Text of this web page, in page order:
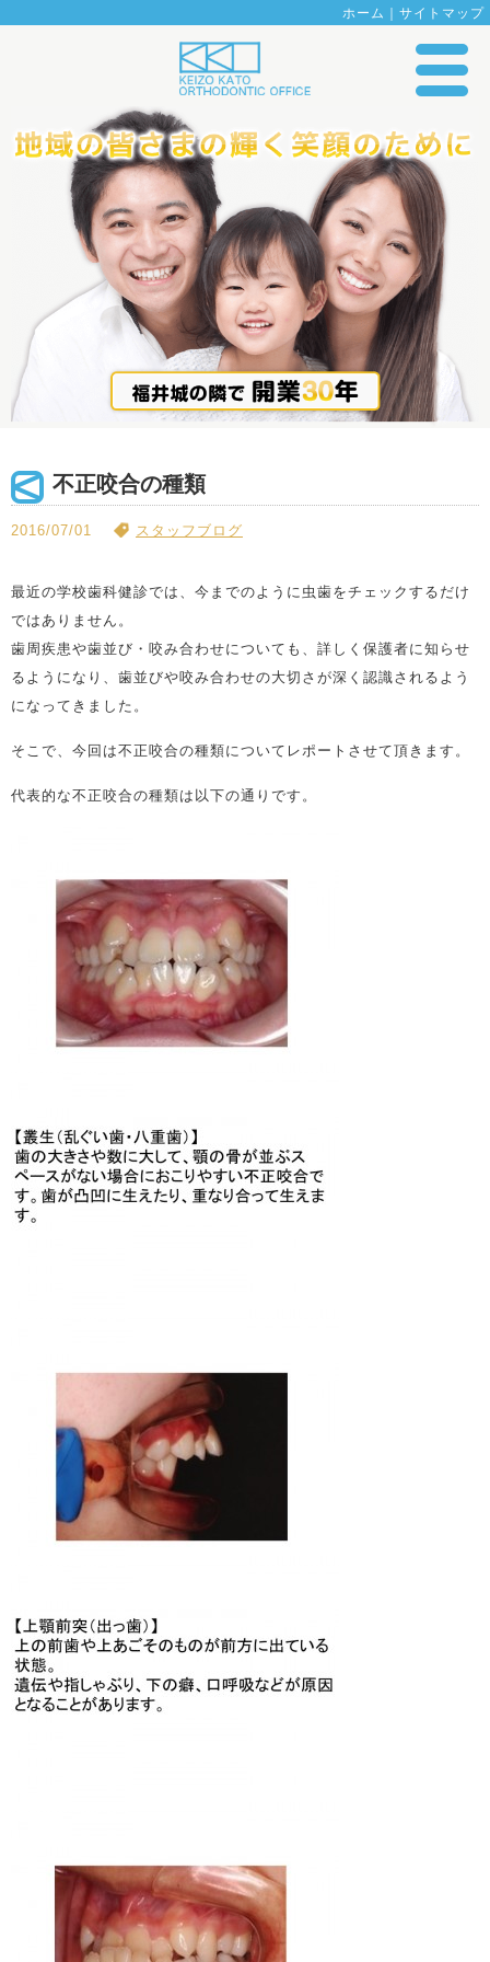
ホーム ｜ サイトマップ
不正咬合の種類
2016/07/01 スタッフブログ
最近の学校歯科健診では、今までのように虫歯をチェックするだけ
ではありません。
歯周疾患や歯並び・咬み合わせについても、詳しく保護者に知らせ
るようになり、歯並びや咬み合わせの大切さが深く認識されるよう
になってきました。
そこで、今回は不正咬合の種類についてレポートさせて頂きます。
代表的な不正咬合の種類は以下の通りです。